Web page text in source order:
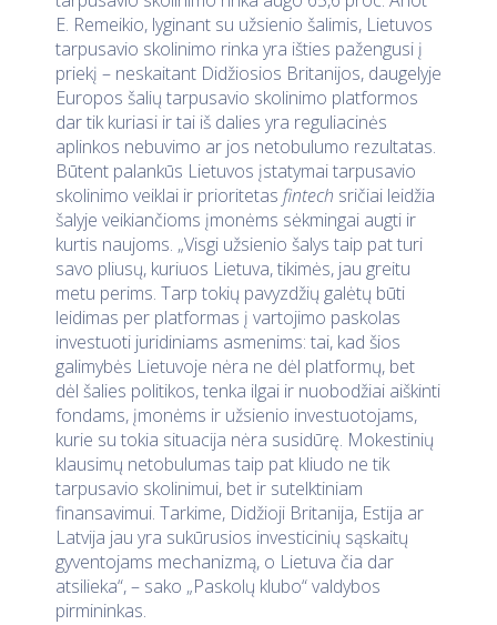
E. Remeikio, lyginant su užsienio šalimis, Lietuvos
tarpusavio skolinimo rinka yra išties pažengusi į
priekį – neskaitant Didžiosios Britanijos, daugelyje
Europos šalių tarpusavio skolinimo platformos
dar tik kuriasi ir tai iš dalies yra reguliacinės
aplinkos nebuvimo ar jos netobulumo rezultatas.
Būtent palankūs Lietuvos įstatymai tarpusavio
skolinimo veiklai ir prioritetas fintech sričiai leidžia
šalyje veikiančioms įmonėms sėkmingai augti ir
kurtis naujoms. „Visgi užsienio šalys taip pat turi
savo pliusų, kuriuos Lietuva, tikimės, jau greitu
metu perims. Tarp tokių pavyzdžių galėtų būti
leidimas per platformas į vartojimo paskolas
investuoti juridiniams asmenims: tai, kad šios
galimybės Lietuvoje nėra ne dėl platformų, bet
dėl šalies politikos, tenka ilgai ir nuobodžiai aiškinti
fondams, įmonėms ir užsienio investuotojams,
kurie su tokia situacija nėra susidūrę. Mokestinių
klausimų netobulumas taip pat kliudo ne tik
tarpusavio skolinimui, bet ir sutelktiniam
finansavimui. Tarkime, Didžioji Britanija, Estija ar
Latvija jau yra sukūrusios investicinių sąskaitų
gyventojams mechanizmą, o Lietuva čia dar
atsilieka“, – sako „Paskolų klubo“ valdybos
pirmininkas.